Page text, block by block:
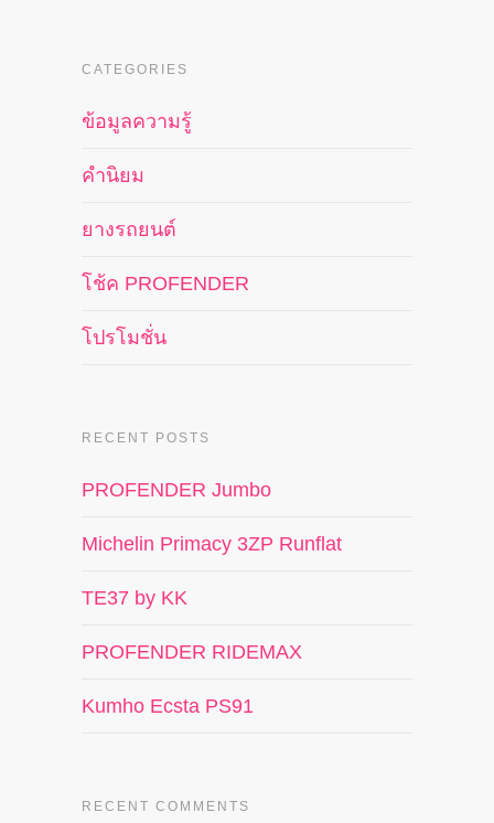
CATEGORIES
ข้อมูลความรู้
คำนิยม
ยางรถยนต์
โช้ค PROFENDER
โปรโมชั่น
RECENT POSTS
PROFENDER Jumbo
Michelin Primacy 3ZP Runflat
TE37 by KK
PROFENDER RIDEMAX
Kumho Ecsta PS91
RECENT COMMENTS